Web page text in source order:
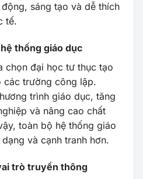
sáng tạo và dễ thích
tế.
thống giáo dục
chọn đại học tư thục tạo
các trường công lập.
trình giáo dục, tăng
và nâng cao chất
toàn bộ hệ thống giáo
và cạnh tranh hơn.
trò truyền thông